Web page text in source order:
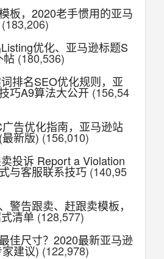
板，2020老手惯用的亚马
(183,206)
优化、亚马逊标题S
帖 (180,536)
排名SEO优化规则，亚
巧A9算法大公开(156,54
告优化指南，亚马逊站
新版)(156,010)
投诉 Report a Violation
与客服联系技巧 (140,95
警告跟卖、赶跟卖模板，
清单(128,577)
佳尺寸？2020最新亚马逊
建议) (122,978)